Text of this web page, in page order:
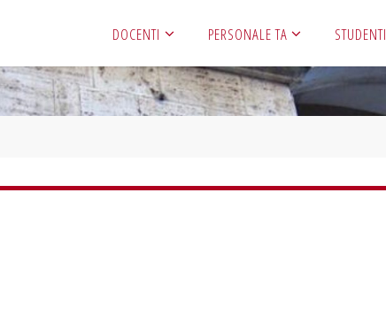
DOCENTI PERSONALE TA STUDENTI